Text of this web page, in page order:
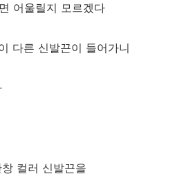
어울릴지 모르겠다
다른 신발끈이 들어가니
컬러 신발끈을